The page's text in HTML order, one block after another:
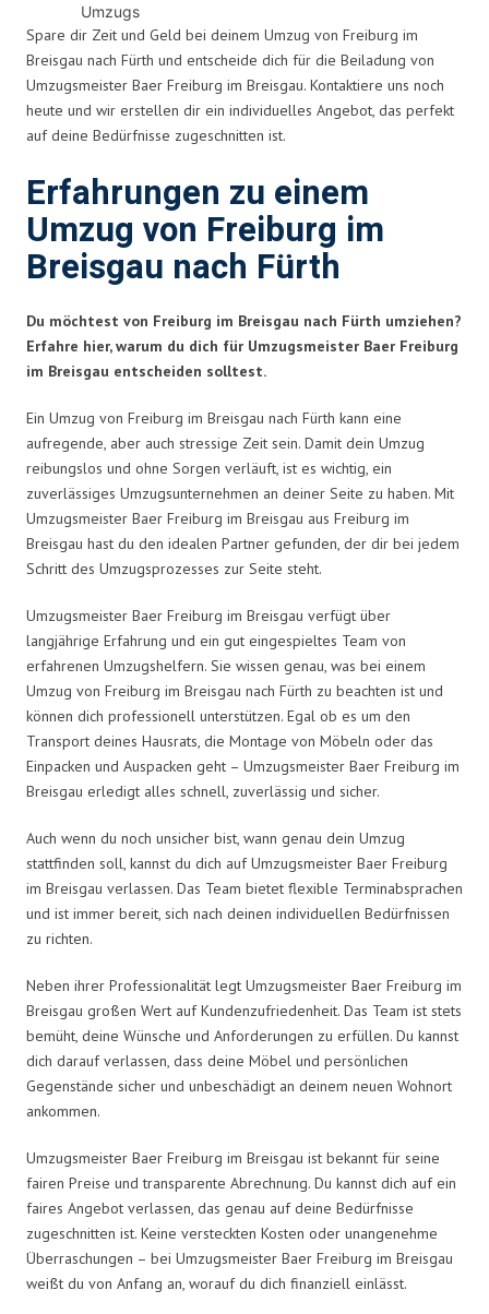
Umzugs
Spare dir Zeit und Geld bei deinem Umzug von Freiburg im
Breisgau nach Fürth und entscheide dich für die Beiladung von
Umzugsmeister Baer Freiburg im Breisgau. Kontaktiere uns noch
heute und wir erstellen dir ein individuelles Angebot, das perfekt
auf deine Bedürfnisse zugeschnitten ist.
Erfahrungen zu einem
Umzug von Freiburg im
Breisgau nach Fürth
Du möchtest von Freiburg im Breisgau nach Fürth umziehen?
Erfahre hier, warum du dich für Umzugsmeister Baer Freiburg
im Breisgau entscheiden solltest.
Ein Umzug von Freiburg im Breisgau nach Fürth kann eine
aufregende, aber auch stressige Zeit sein. Damit dein Umzug
reibungslos und ohne Sorgen verläuft, ist es wichtig, ein
zuverlässiges Umzugsunternehmen an deiner Seite zu haben. Mit
Umzugsmeister Baer Freiburg im Breisgau aus Freiburg im
Breisgau hast du den idealen Partner gefunden, der dir bei jedem
Schritt des Umzugsprozesses zur Seite steht.
Umzugsmeister Baer Freiburg im Breisgau verfügt über
langjährige Erfahrung und ein gut eingespieltes Team von
erfahrenen Umzugshelfern. Sie wissen genau, was bei einem
Umzug von Freiburg im Breisgau nach Fürth zu beachten ist und
können dich professionell unterstützen. Egal ob es um den
Transport deines Hausrats, die Montage von Möbeln oder das
Einpacken und Auspacken geht – Umzugsmeister Baer Freiburg im
Breisgau erledigt alles schnell, zuverlässig und sicher.
Auch wenn du noch unsicher bist, wann genau dein Umzug
stattfinden soll, kannst du dich auf Umzugsmeister Baer Freiburg
im Breisgau verlassen. Das Team bietet flexible Terminabsprachen
und ist immer bereit, sich nach deinen individuellen Bedürfnissen
zu richten.
Neben ihrer Professionalität legt Umzugsmeister Baer Freiburg im
Breisgau großen Wert auf Kundenzufriedenheit. Das Team ist stets
bemüht, deine Wünsche und Anforderungen zu erfüllen. Du kannst
dich darauf verlassen, dass deine Möbel und persönlichen
Gegenstände sicher und unbeschädigt an deinem neuen Wohnort
ankommen.
Umzugsmeister Baer Freiburg im Breisgau ist bekannt für seine
fairen Preise und transparente Abrechnung. Du kannst dich auf ein
faires Angebot verlassen, das genau auf deine Bedürfnisse
zugeschnitten ist. Keine versteckten Kosten oder unangenehme
Überraschungen – bei Umzugsmeister Baer Freiburg im Breisgau
weißt du von Anfang an, worauf du dich finanziell einlässt.